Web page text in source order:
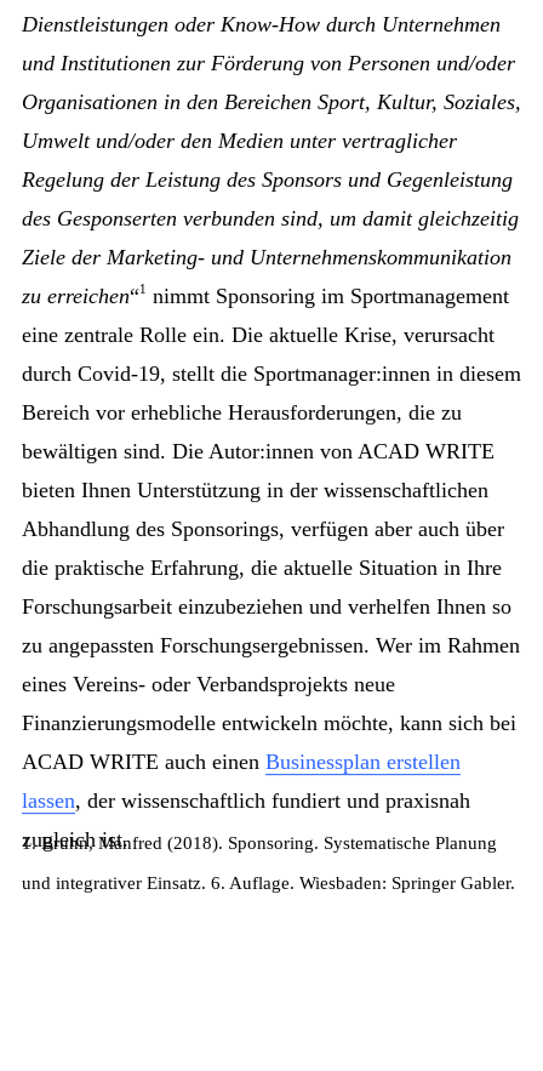
Dienstleistungen oder Know-How durch Unternehmen
und Institutionen zur Förderung von Personen und/oder
Organisationen in den Bereichen Sport, Kultur, Soziales,
Umwelt und/oder den Medien unter vertraglicher
Regelung der Leistung des Sponsors und Gegenleistung
des Gesponserten verbunden sind, um damit gleichzeitig
Ziele der Marketing- und Unternehmenskommunikation
zu erreichen“1 nimmt Sponsoring im Sportmanagement
eine zentrale Rolle ein. Die aktuelle Krise, verursacht
durch Covid-19, stellt die Sportmanager:innen in diesem
Bereich vor erhebliche Herausforderungen, die zu
bewältigen sind. Die Autor:innen von ACAD WRITE
bieten Ihnen Unterstützung in der wissenschaftlichen
Abhandlung des Sponsorings, verfügen aber auch über
die praktische Erfahrung, die aktuelle Situation in Ihre
Forschungsarbeit einzubeziehen und verhelfen Ihnen so
zu angepassten Forschungsergebnissen. Wer im Rahmen
eines Vereins- oder Verbandsprojekts neue
Finanzierungsmodelle entwickeln möchte, kann sich bei
ACAD WRITE auch einen Businessplan erstellen
lassen, der wissenschaftlich fundiert und praxisnah
zugleich ist.
1. Bruhn, Manfred (2018). Sponsoring. Systematische Planung
und integrativer Einsatz. 6. Auflage. Wiesbaden: Springer Gabler.